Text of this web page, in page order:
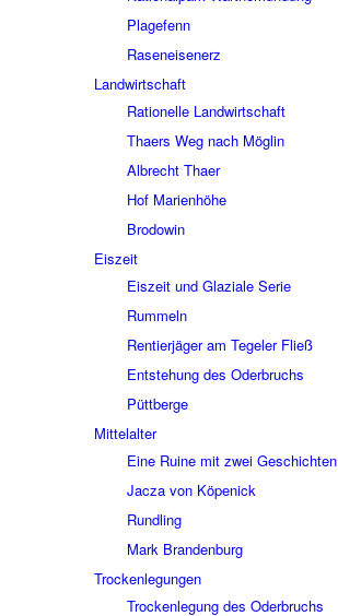
Plage­fenn
Rasen­ei­sen­erz
Land­wirt­schaft
Ratio­nelle Land­wirt­schaft
Thaers Weg nach Möglin
Albrecht Thaer
Hof Mari­en­höhe
Brodo­win
Eiszeit
Eiszeit und Glaziale Serie
Rummeln
Rentier­jä­ger am Tege­ler Fließ
Entste­hung des Oder­bruchs
Pütt­berge
Mittel­al­ter
Eine Ruine mit zwei Geschich­ten
Jacza von Köpe­nick
Rund­ling
Mark Bran­den­burg
Trocken­le­gun­gen
Trocken­le­gung des Oder­bruchs